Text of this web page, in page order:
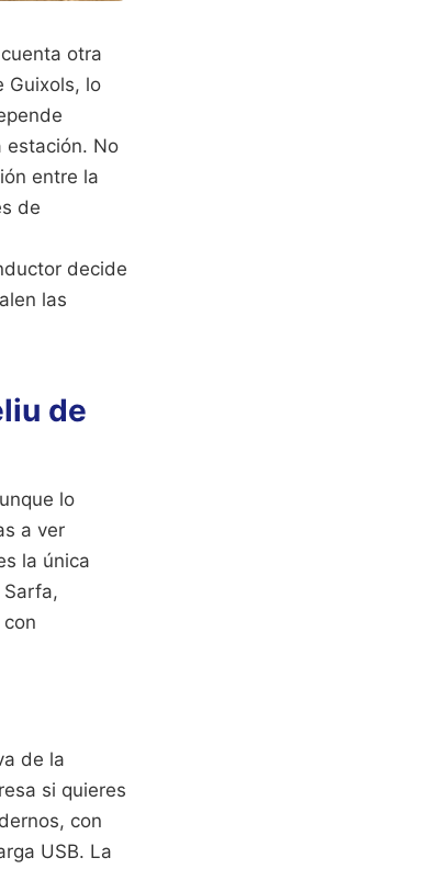
otra
Guixols, lo
estación. No
entre la
de
decide
las
de
lo
a ver
la única
de la
si quieres
con
USB. La